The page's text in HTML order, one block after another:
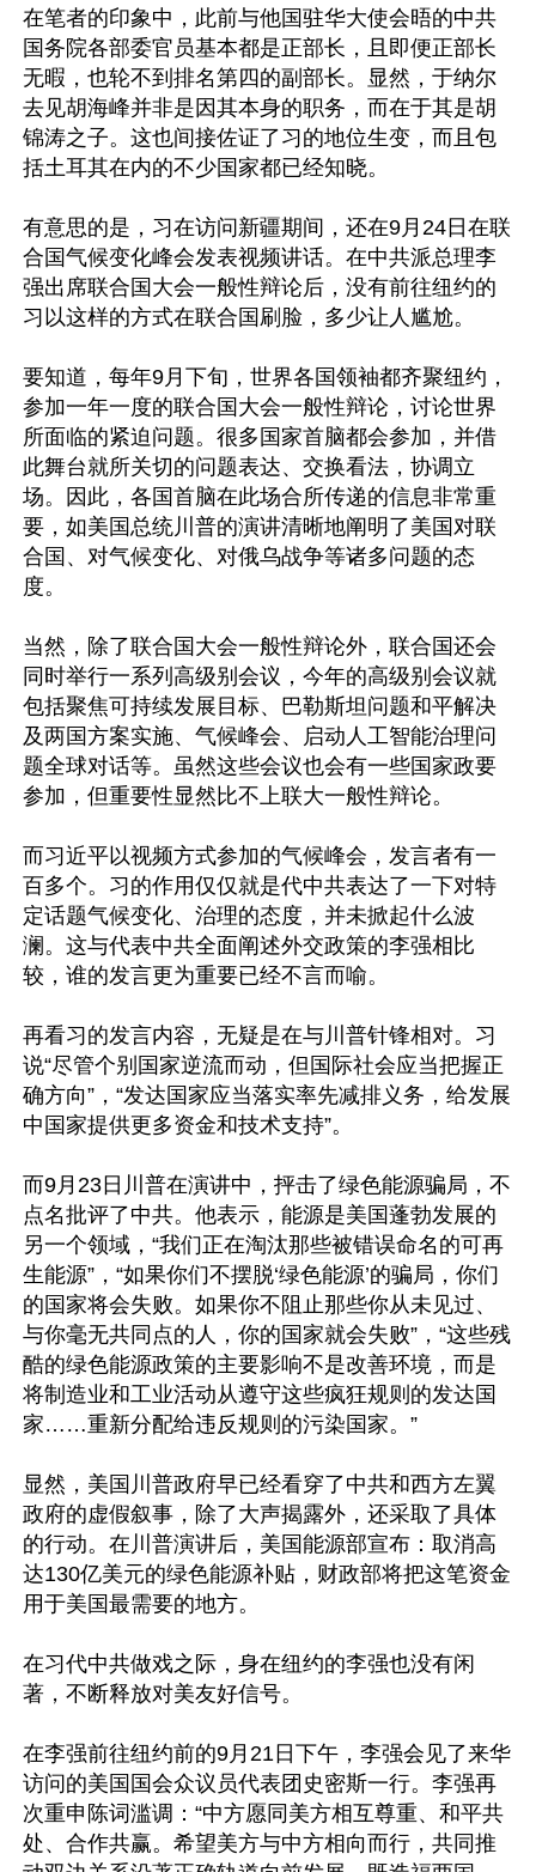
在笔者的印象中，此前与他国驻华大使会晤的中共
国务院各部委官员基本都是正部长，且即便正部长
无暇，也轮不到排名第四的副部长。显然，于纳尔
去见胡海峰并非是因其本身的职务，而在于其是胡
锦涛之子。这也间接佐证了习的地位生变，而且包
括土耳其在内的不少国家都已经知晓。
有意思的是，习在访问新疆期间，还在9月24日在联
合国气候变化峰会发表视频讲话。在中共派总理李
强出席联合国大会一般性辩论后，没有前往纽约的
习以这样的方式在联合国刷脸，多少让人尴尬。
要知道，每年9月下旬，世界各国领袖都齐聚纽约，
参加一年一度的联合国大会一般性辩论，讨论世界
所面临的紧迫问题。很多国家首脑都会参加，并借
此舞台就所关切的问题表达、交换看法，协调立
场。因此，各国首脑在此场合所传递的信息非常重
要，如美国总统川普的演讲清晰地阐明了美国对联
合国、对气候变化、对俄乌战争等诸多问题的态
度。
当然，除了联合国大会一般性辩论外，联合国还会
同时举行一系列高级别会议，今年的高级别会议就
包括聚焦可持续发展目标、巴勒斯坦问题和平解决
及两国方案实施、气候峰会、启动人工智能治理问
题全球对话等。虽然这些会议也会有一些国家政要
参加，但重要性显然比不上联大一般性辩论。
而习近平以视频方式参加的气候峰会，发言者有一
百多个。习的作用仅仅就是代中共表达了一下对特
定话题气候变化、治理的态度，并未掀起什么波
澜。这与代表中共全面阐述外交政策的李强相比
较，谁的发言更为重要已经不言而喻。
再看习的发言内容，无疑是在与川普针锋相对。习
说“尽管个别国家逆流而动，但国际社会应当把握正
确方向”，“发达国家应当落实率先减排义务，给发展
中国家提供更多资金和技术支持”。
而9月23日川普在演讲中，抨击了绿色能源骗局，不
点名批评了中共。他表示，能源是美国蓬勃发展的
另一个领域，“我们正在淘汰那些被错误命名的可再
生能源”，“如果你们不摆脱‘绿色能源’的骗局，你们
的国家将会失败。如果你不阻止那些你从未见过、
与你毫无共同点的人，你的国家就会失败”，“这些残
酷的绿色能源政策的主要影响不是改善环境，而是
将制造业和工业活动从遵守这些疯狂规则的发达国
家……重新分配给违反规则的污染国家。”
显然，美国川普政府早已经看穿了中共和西方左翼
政府的虚假叙事，除了大声揭露外，还采取了具体
的行动。在川普演讲后，美国能源部宣布：取消高
达130亿美元的绿色能源补贴，财政部将把这笔资金
用于美国最需要的地方。
在习代中共做戏之际，身在纽约的李强也没有闲
著，不断释放对美友好信号。
在李强前往纽约前的9月21日下午，李强会见了来华
访问的美国国会众议员代表团史密斯一行。李强再
次重申陈词滥调：“中方愿同美方相互尊重、和平共
处、合作共赢。希望美方与中方相向而行，共同推